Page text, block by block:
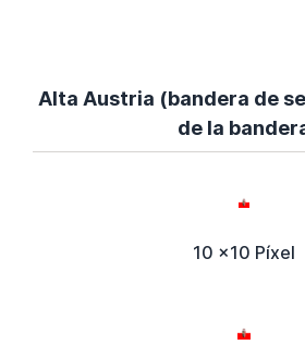
Alta Austria (bandera de
de la
10 x10 Píxel